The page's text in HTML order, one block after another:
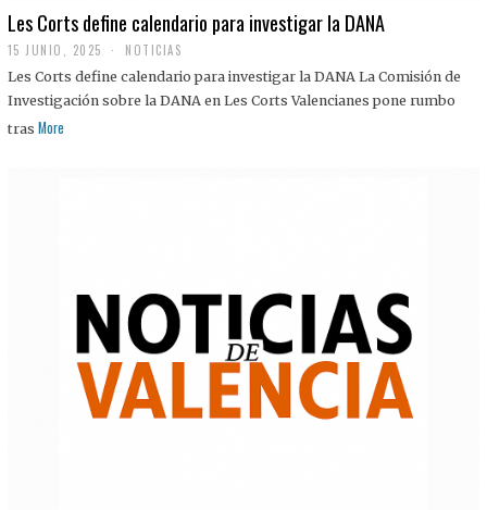
Les Corts define calendario para investigar la DANA
15 JUNIO, 2025 NOTICIAS
Les Corts define calendario para investigar la DANA La Comisión de
Investigación sobre la DANA en Les Corts Valencianes pone rumbo
tras More